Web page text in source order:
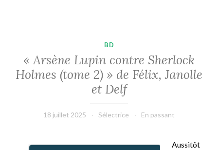
BD
« Arsène Lupin contre Sherlock
Holmes (tome 2) » de Félix, Janolle
et Delf
18 juillet 2025 Sélectrice En passant
Aussitôt